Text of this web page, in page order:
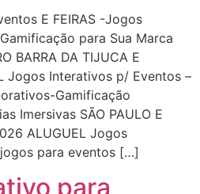
E FEIRAS -Jogos
para Sua Marca
BARRA DA TIJUCA E
Jogos Interativos p/ Eventos –
Gamificação
Imersivas SÃO PAULO E
ALUGUEL Jogos
para eventos […]
para